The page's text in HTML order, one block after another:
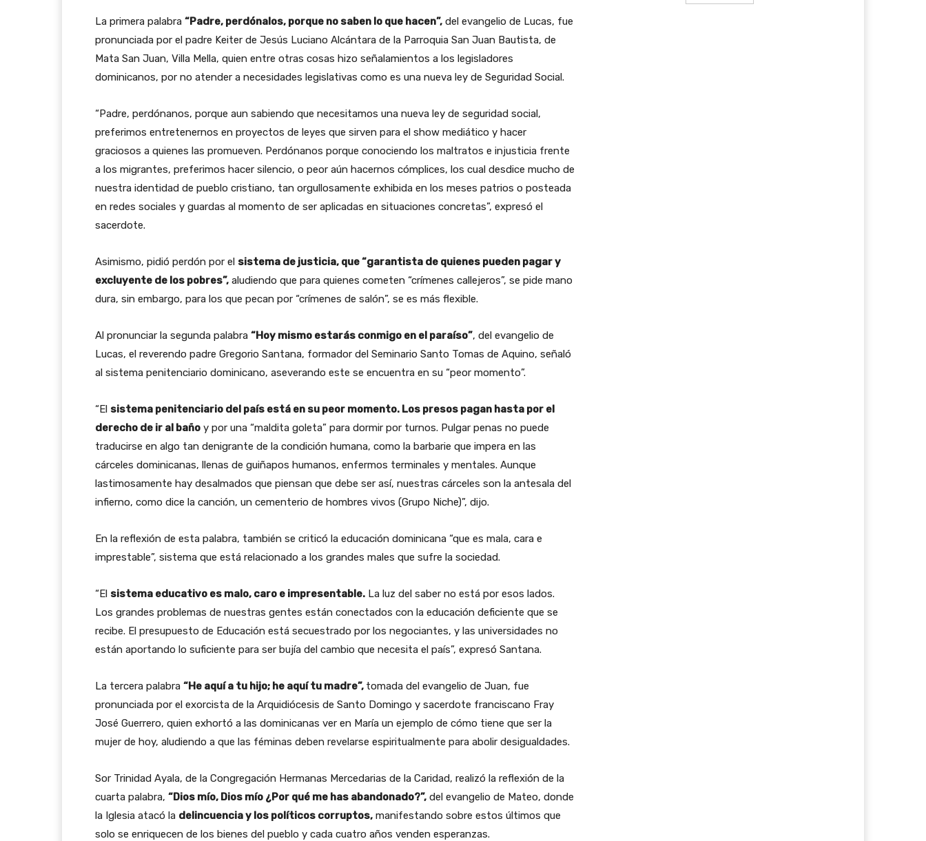
La primera palabra “Padre, perdónalos, porque no saben lo que hacen”, del evangelio de Lucas, fue
pronunciada por el padre Keiter de Jesús Luciano Alcántara de la Parroquia San Juan Bautista, de
Mata San Juan, Villa Mella, quien entre otras cosas hizo señalamientos a los legisladores
dominicanos, por no atender a necesidades legislativas como es una nueva ley de Seguridad Social.
“Padre, perdónanos, porque aun sabiendo que necesitamos una nueva ley de seguridad social,
preferimos entretenernos en proyectos de leyes que sirven para el show mediático y hacer
graciosos a quienes las promueven. Perdónanos porque conociendo los maltratos e injusticia frente
a los migrantes, preferimos hacer silencio, o peor aún hacernos cómplices, los cual desdice mucho de
nuestra identidad de pueblo cristiano, tan orgullosamente exhibida en los meses patrios o posteada
en redes sociales y guardas al momento de ser aplicadas en situaciones concretas”, expresó el
sacerdote.
Asimismo, pidió perdón por el sistema de justicia, que “garantista de quienes pueden pagar y
excluyente de los pobres”, aludiendo que para quienes cometen “crímenes callejeros”, se pide mano
dura, sin embargo, para los que pecan por “crímenes de salón”, se es más flexible.
Al pronunciar la segunda palabra “Hoy mismo estarás conmigo en el paraíso”, del evangelio de
Lucas, el reverendo padre Gregorio Santana, formador del Seminario Santo Tomas de Aquino, señaló
al sistema penitenciario dominicano, aseverando este se encuentra en su “peor momento”.
“El sistema penitenciario del país está en su peor momento. Los presos pagan hasta por el
derecho de ir al baño y por una “maldita goleta” para dormir por turnos. Pulgar penas no puede
traducirse en algo tan denigrante de la condición humana, como la barbarie que impera en las
cárceles dominicanas, llenas de guiñapos humanos, enfermos terminales y mentales. Aunque
lastimosamente hay desalmados que piensan que debe ser así, nuestras cárceles son la antesala del
infierno, como dice la canción, un cementerio de hombres vivos (Grupo Niche)”, dijo.
En la reflexión de esta palabra, también se criticó la educación dominicana “que es mala, cara e
imprestable”, sistema que está relacionado a los grandes males que sufre la sociedad.
“El sistema educativo es malo, caro e impresentable. La luz del saber no está por esos lados.
Los grandes problemas de nuestras gentes están conectados con la educación deficiente que se
recibe. El presupuesto de Educación está secuestrado por los negociantes, y las universidades no
están aportando lo suficiente para ser bujía del cambio que necesita el país”, expresó Santana.
La tercera palabra “He aquí a tu hijo; he aquí tu madre”, tomada del evangelio de Juan, fue
pronunciada por el exorcista de la Arquidiócesis de Santo Domingo y sacerdote franciscano Fray
José Guerrero, quien exhortó a las dominicanas ver en María un ejemplo de cómo tiene que ser la
mujer de hoy, aludiendo a que las féminas deben revelarse espiritualmente para abolir desigualdades.
Sor Trinidad Ayala, de la Congregación Hermanas Mercedarias de la Caridad, realizó la reflexión de la
cuarta palabra, “Dios mío, Dios mío ¿Por qué me has abandonado?”, del evangelio de Mateo, donde
la Iglesia atacó la delincuencia y los políticos corruptos, manifestando sobre estos últimos que
solo se enriquecen de los bienes del pueblo y cada cuatro años venden esperanzas.